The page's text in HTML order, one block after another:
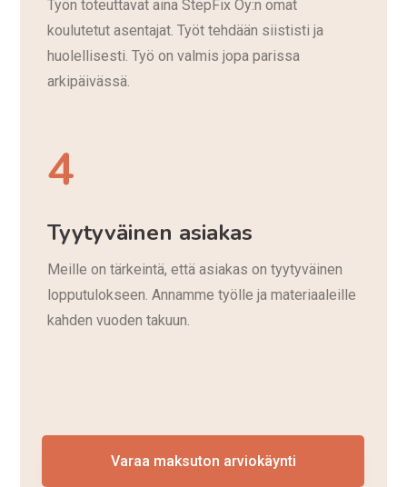
Työn toteuttavat aina StepFix Oy:n omat
koulutetut asentajat. Työt tehdään siististi ja
huolellisesti. Työ on valmis jopa parissa
arkipäivässä.
4
Tyytyväinen asiakas
Meille on tärkeintä, että asiakas on tyytyväinen
lopputulokseen. Annamme työlle ja materiaaleille
kahden vuoden takuun.
Varaa maksuton arviokäynti